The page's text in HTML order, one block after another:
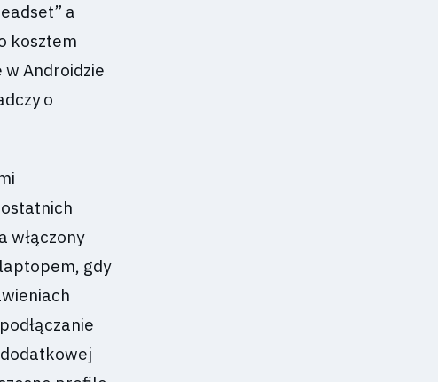
a
kosztem
Androidzie
o
włączony
gdy